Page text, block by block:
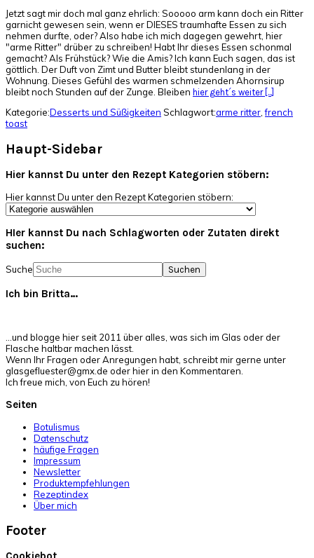
Jetzt sagt mir doch mal ganz ehrlich: Sooooo arm kann doch ein Ritter
garnicht gewesen sein, wenn er DIESES traumhafte Essen zu sich
nehmen durfte, oder? Also habe ich mich dagegen gewehrt, hier
"arme Ritter" drüber zu schreiben! Habt Ihr dieses Essen schonmal
gemacht? Als Frühstück? Wie die Amis? Ich kann Euch sagen, das ist
göttlich. Der Duft von Zimt und Butter bleibt stundenlang in der
Wohnung. Dieses Gefühl des warmen schmelzenden Ahornsirup
bleibt noch Stunden auf der Zunge. Bleiben hier geht´s weiter [...]
Kategorie:Desserts und Süßigkeiten Schlagwort:arme ritter,french
toast
Haupt-Sidebar
Hier kannst Du unter den Rezept Kategorien stöbern:
Hier kannst Du unter den Rezept Kategorien stöbern:
HIer kannst Du nach Schlagworten oder Zutaten direkt
suchen:
Suche
Ich bin Britta…
…und blogge hier seit 2011 über alles, was sich im Glas oder der
Flasche haltbar machen lässt.
Wenn Ihr Fragen oder Anregungen habt, schreibt mir gerne unter
glasgefluester@gmx.de oder hier in den Kommentaren.
Ich freue mich, von Euch zu hören!
Seiten
Botulismus
Datenschutz
häufige Fragen
Impressum
Newsletter
Produktempfehlungen
Rezeptindex
Über mich
Footer